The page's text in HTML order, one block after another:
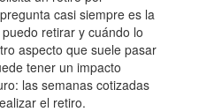
casi siempre es la
retirar y cuándo lo
aspecto que suele pasar
tener un impacto
las semanas cotizadas
el retiro.